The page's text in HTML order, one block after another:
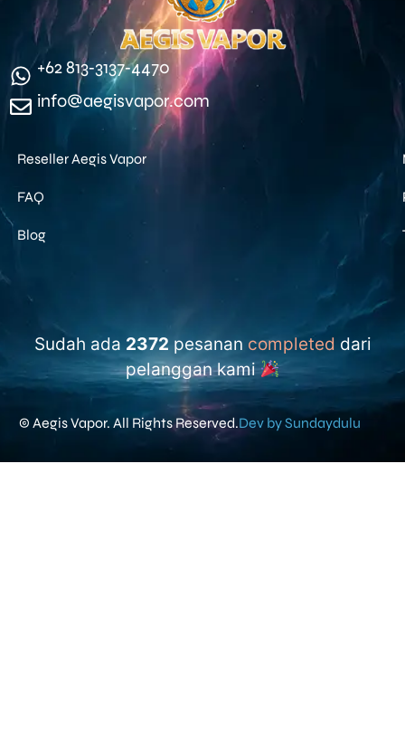
‪+62 813‑3137‑4470‬
info@aegisvapor.com
Reseller Aegis Vapor
FAQ
Blog
Sudah ada 2372 pesanan completed dari
pelanggan kami
© Aegis Vapor. All Rights Reserved.Dev by Sundaydulu